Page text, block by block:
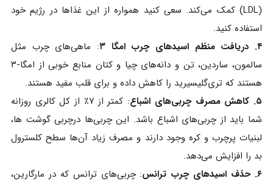
(LDL) کمک می‌کند. سعی کنید همواره از این غذاها در رژیم خود
استفاده کنید.
۴. دریافت منظم اسیدهای چرب امگا ۳
: ماهی‌های چرب مثل
سالمون، ساردین، تن و دانه‌های چیا و کتان منابع خوبی از امگا-۳
هستند که تری‌گلیسیرید را کاهش داده و برای قلب مفید هستند.
۵. کاهش مصرف چربی‌های اشباع
: کمتر از ۷٪ از کل کالری روزانه
شما باید از چربی‌های اشباع باشد. این چربی‌ها درچربی گوشت ها،
لبنیات پرچرب و کره وجود دارند و مصرف زیاد آن‌ها سطح کلسترول
بد را افزایش می‌دهد.
۶. حذف اسیدهای چرب ترانس
: چربی‌های ترانس که در مارگارین،